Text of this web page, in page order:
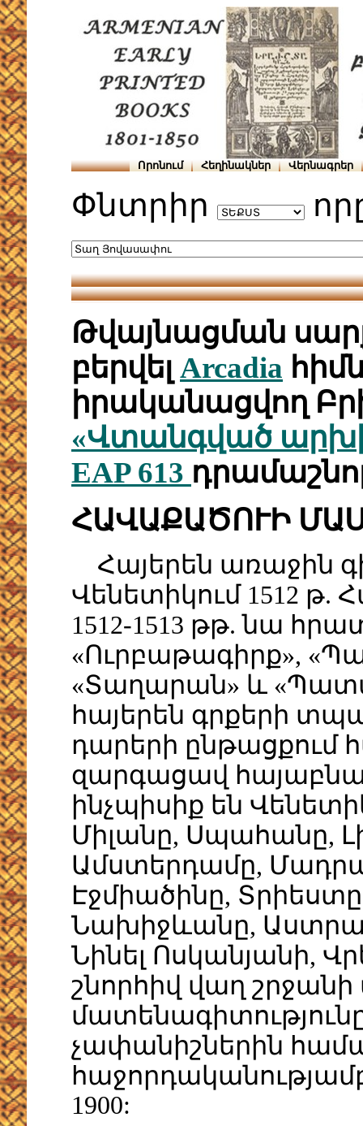
Որոնում Հեղինակներ Վերնագրեր
Փնտրիր
Թվայնացման
բերվել Arcadia
իրականացվող
«Վտանգված
EAP 613
ՀԱՎԱՔԱԾՈՒԻ
Հայերեն առաջին
Վենետիկում 1512
1512-1513 թթ. նա
«Ուրբաթագիրք»,
«Տաղարան» և
հայերեն գրքերի
դարերի ընթացքում
զարգացավ
ինչպիսիք են
Միլանը, Սպահանը,
Ամստերդամը,
Էջմիածինը,
Նախիջևանը,
Նինել Ոսկանյանի,
շնորհիվ վաղ
չափանիշներին
հաջորդականությամբ՝
1900: